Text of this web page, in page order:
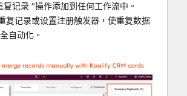
复记录
工作流自动合并重复记录，或
页面进行合并。
析 重复记录
报告，以确定重复数据的来源
记录 "操作添加到任何工作流中。
复记录或设置注册触发器，使重复数据
自动化。